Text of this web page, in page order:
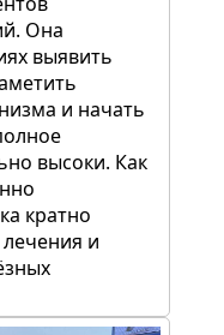
Она
выявить
и начать
высоки. Как
кратно
и